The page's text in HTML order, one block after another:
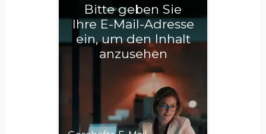
Bitte geben Sie
Ihre E-Mail-Adresse
ein, um den Inhalt
anzusehen